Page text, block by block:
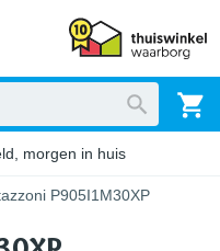
morgen in huis
P905I1M30XP